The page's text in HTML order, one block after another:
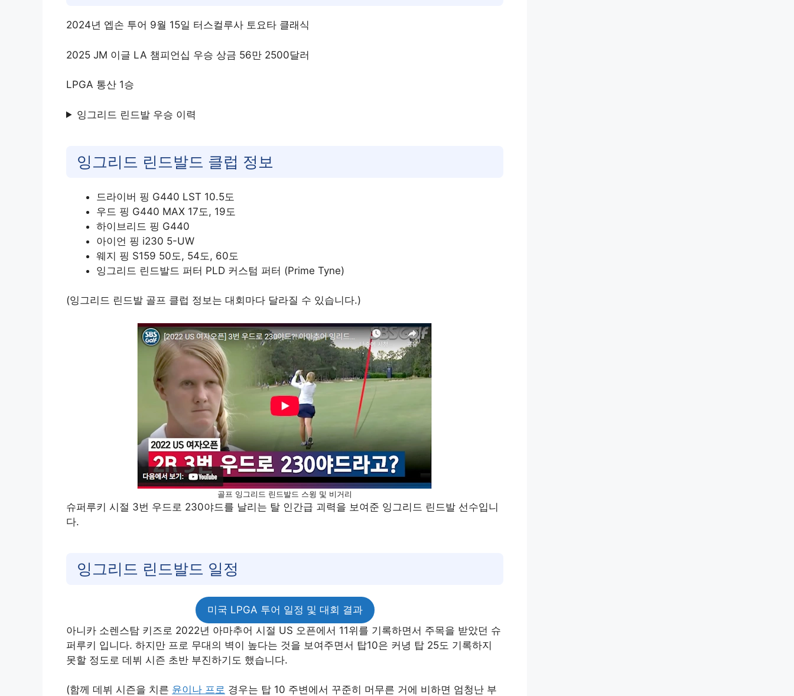
2024년 엡손 투어 9월 15일 터스컬루사 토요타 클래식
2025 JM 이글 LA 챔피언십 우승 상금 56만 2500달러
LPGA 통산 1승
잉그리드 린드발 우승 이력
잉그리드 린드발드 클럽 정보
드라이버 핑 G440 LST 10.5도
우드 핑 G440 MAX 17도, 19도
하이브리드 핑 G440
아이언 핑 i230 5-UW
웨지 핑 S159 50도, 54도, 60도
잉그리드 린드발드 퍼터 PLD 커스텀 퍼터 (Prime Tyne)
(잉그리드 린드발 골프 클럽 정보는 대회마다 달라질 수 있습니다.)
골프 잉그리드 린드발드 스윙 및 비거리
슈퍼루키 시절 3번 우드로 230야드를 날리는 탈 인간급 괴력을 보여준 잉그리드 린드발 선수입니
다.
잉그리드 린드발드 일정
미국 LPGA 투어 일정 및 대회 결과
아니카 소렌스탐 키즈로 2022년 아마추어 시절 US 오픈에서 11위를 기록하면서 주목을 받았던 슈
퍼루키 입니다. 하지만 프로 무대의 벽이 높다는 것을 보여주면서 탑10은 커녕 탑 25도 기록하지
못할 정도로 데뷔 시즌 초반 부진하기도 했습니다.
(함께 데뷔 시즌을 치른 윤이나 프로 경우는 탑 10 주변에서 꾸준히 머무른 거에 비하면 엄청난 부